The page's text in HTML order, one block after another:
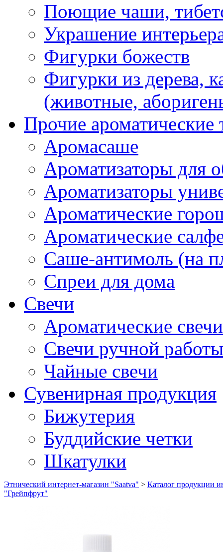
Поющие чаши,
Украшение
Фигурки божеств
Фигурки из дерева,
(животные,
Прочие ароматические
Аромасаше
Ароматизаторы для
Ароматизаторы
Ароматические
Ароматические
Саше-антимоль (на
Спреи для дома
Свечи
Ароматические свечи
Свечи ручной работы
Чайные свечи
Сувенирная продукция
Бижутерия
Буддийские четки
Шкатулки
Этнический интернет-магазин "Saatva" > Каталог продукции
"Грейпфрут"